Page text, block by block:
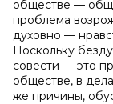
обществе —
проблема
духовно —
Поскольку
совести — это
обществе, в
же причины,